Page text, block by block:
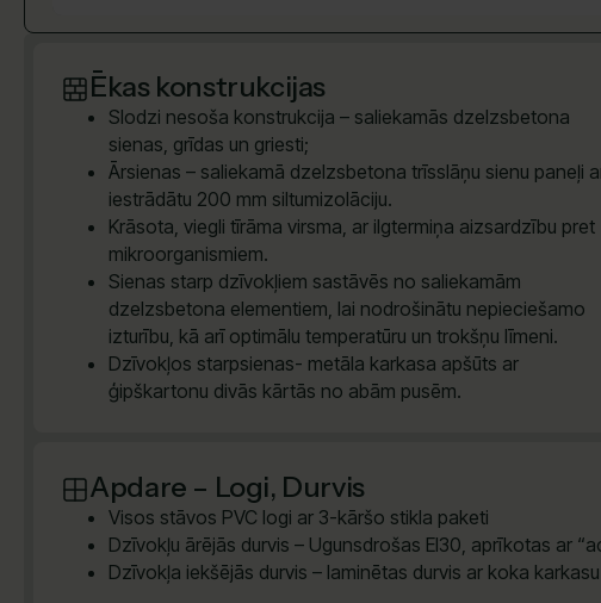
Ēkas konstrukcijas
Slodzi nesoša konstrukcija – saliekamās dzelzsbetona
sienas, grīdas un griesti;
Ārsienas – saliekamā dzelzsbetona trīsslāņu sienu paneļi
iestrādātu 200 mm siltumizolāciju.
Krāsota, viegli tīrāma virsma, ar ilgtermiņa aizsardzību pret
mikroorganismiem.
Sienas starp dzīvokļiem sastāvēs no saliekamām
dzelzsbetona elementiem, lai nodrošinātu nepieciešamo
izturību, kā arī optimālu temperatūru un trokšņu līmeni.
Dzīvokļos starpsienas- metāla karkasa apšūts ar
ģipškartonu divās kārtās no abām pusēm.
Apdare – Logi, Durvis
Visos stāvos PVC logi ar 3-kāršo stikla paketi
Dzīvokļu ārējās durvis – Ugunsdrošas EI30, aprīkotas ar
Dzīvokļa iekšējās durvis – laminētas durvis ar koka